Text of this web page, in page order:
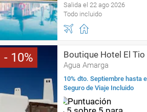
Salida el 22 ago 2026
Todo incluido
10 Boutique Hotel El Tio
Agua Amarga
10% dto. Septiembre hasta
Seguro de Viaje Incluido